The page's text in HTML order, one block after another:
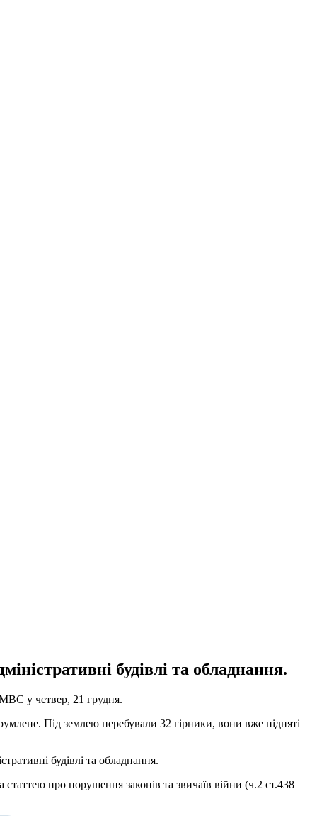
будівлі та обладнання.
у четвер, 21 грудня.
Під землею перебували 32 гірники, вони вже підняті
будівлі та обладнання.
про порушення законів та звичаїв війни (ч.2 ст.438